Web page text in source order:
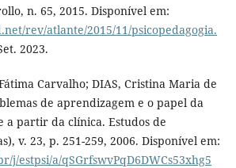
n. 65, 2015. Disponível em:
rev/atlante/2015/11/psicopedagogia.
2023.
Carvalho; DIAS, Cristina Maria de
de aprendizagem e o papel da
a partir da clínica. Estudos de
v. 23, p. 251-259, 2006. Disponível em:
j/estpsi/a/qSGrfswvPqD6DWCs53xhg5